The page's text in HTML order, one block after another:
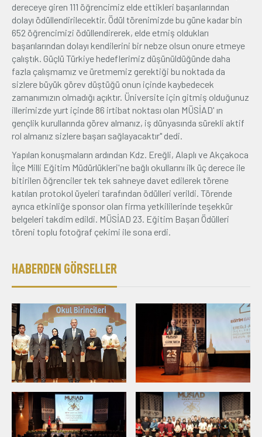
dereceye giren 111 öğrencimiz elde ettikleri başarılarından
dolayı ödüllendirilecektir. Ödül törenimizde bu güne kadar bin
652 öğrencimizi ödüllendirerek, elde etmiş oldukları
başarılarından dolayı kendilerini bir nebze olsun onure etmeye
çalıştık. Güçlü Türkiye hedeflerimiz düşünüldüğünde daha
fazla çalışmamız ve üretmemiz gerektiği bu noktada da
sizlere büyük görev düştüğü onun içinde kaybedecek
zamanımızın olmadığı açıktır. Üniversite için gitmiş olduğunuz
illerimizde yurt içinde 86 irtibat noktası olan MÜSİAD' ın
gençlik kurullarında görev almanız, iş dünyasında sürekli aktif
rol almanız sizlere başarı sağlayacaktır" dedi.
Yapılan konuşmaların ardından Kdz. Ereğli, Alaplı ve Akçakoca
İlçe Milli Eğitim Müdürlükleri'ne bağlı okullarını ilk üç derece ile
bitirilen öğrenciler tek tek sahneye davet edilerek törene
katılan protokol üyeleri tarafından ödülleri verildi. Törende
ayrıca etkinliğe sponsor olan firma yetkililerinde teşekkür
belgeleri takdim edildi. MÜSİAD 23. Eğitim Başarı Ödülleri
töreni toplu fotoğraf çekimi ile sona erdi.
HABERDEN GÖRSELLER